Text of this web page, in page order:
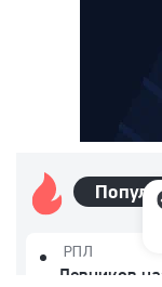
РПЛ
Левников